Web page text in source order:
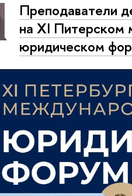
Преподаватели
на XI
юридическом